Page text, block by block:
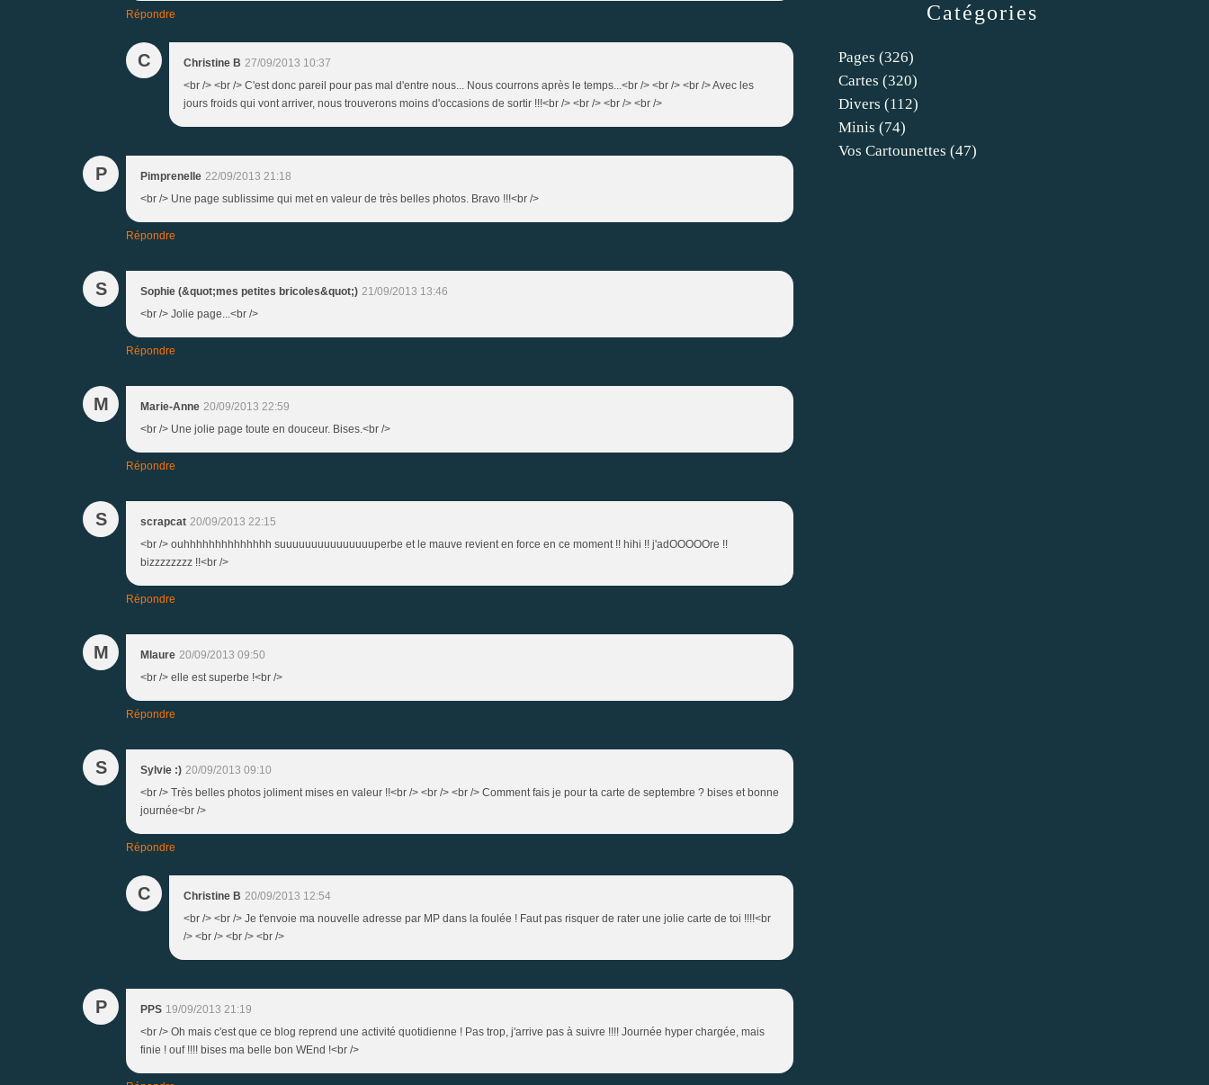
Répondre
C Christine B 27/09/2013 10:37
<br /> <br /> C'est donc pareil pour pas mal d'entre nous... Nous courrons après le temps...<br /> <br /> <br /> Avec les
jours froids qui vont arriver, nous trouverons moins d'occasions de sortir !!!<br /> <br /> <br /> <br />
P Pimprenelle 22/09/2013 21:18
<br /> Une page sublissime qui met en valeur de très belles photos. Bravo !!!<br />
Répondre
S Sophie (&quot;mes petites bricoles&quot;) 21/09/2013 13:46
<br /> Jolie page...<br />
Répondre
M Marie-Anne 20/09/2013 22:59
<br /> Une jolie page toute en douceur. Bises.<br />
Répondre
S scrapcat 20/09/2013 22:15
<br /> ouhhhhhhhhhhhhhh suuuuuuuuuuuuuuuperbe et le mauve revient en force en ce moment !! hihi !! j'adOOOOOre !!
bizzzzzzzz !!<br />
Répondre
M Mlaure 20/09/2013 09:50
<br /> elle est superbe !<br />
Répondre
S Sylvie :) 20/09/2013 09:10
<br /> Très belles photos joliment mises en valeur !!<br /> <br /> <br /> Comment fais je pour ta carte de septembre ? bises et bonne
journée<br />
Répondre
C Christine B 20/09/2013 12:54
<br /> <br /> Je t'envoie ma nouvelle adresse par MP dans la foulée ! Faut pas risquer de rater une jolie carte de toi !!!!<br
/> <br /> <br /> <br />
P PPS 19/09/2013 21:19
<br /> Oh mais c'est que ce blog reprend une activité quotidienne ! Pas trop, j'arrive pas à suivre !!!! Journée hyper chargée, mais
finie ! ouf !!!! bises ma belle bon WEnd !<br />
Catégories
Pages (326)
Cartes (320)
Divers (112)
Minis (74)
Vos Cartounettes (47)